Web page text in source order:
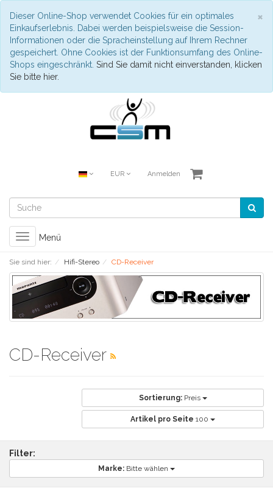
×
Dieser Online-Shop verwendet Cookies für ein optimales
Einkaufserlebnis. Dabei werden beispielsweise die Session-
Informationen oder die Spracheinstellung auf Ihrem Rechner
gespeichert. Ohne Cookies ist der Funktionsumfang des Online-
Shops eingeschränkt. Sind Sie damit nicht einverstanden, klicken
Sie bitte hier.
EUR Anmelden
Toggle
navigation
Menü
Sie sind hier: Hifi-Stereo CD-Receiver
CD-Receiver
Sortierung: Preis
Artikel pro Seite 100
Filter:
Marke: Bitte wählen